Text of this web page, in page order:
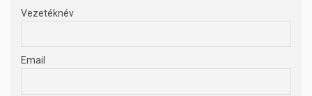
Vezetéknév
Email